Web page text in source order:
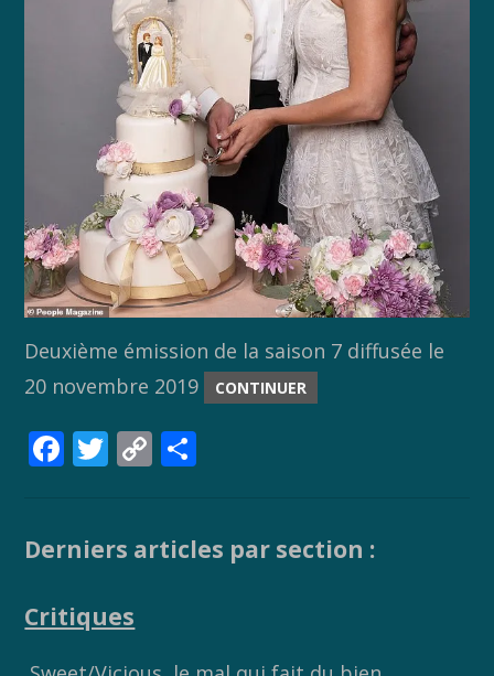
Deuxième émission de la saison 7 diffusée le
20 novembre 2019
CONTINUER
F
b
o
k
T
er
C
y
k
g
Derniers articles par section :
Critiques